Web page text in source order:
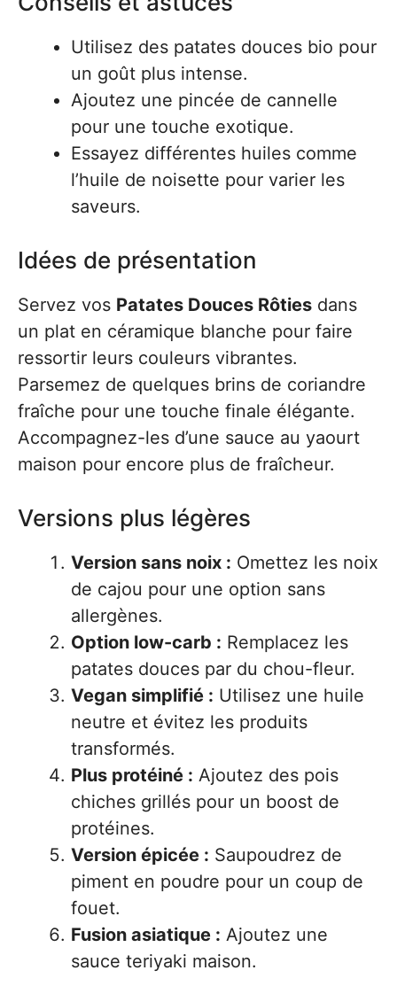
Utilisez des patates douces bio pour
un goût plus intense.
Ajoutez une pincée de cannelle
pour une touche exotique.
Essayez différentes huiles comme
l’huile de noisette pour varier les
saveurs.
Idées de présentation
Servez vos Patates Douces Rôties dans
un plat en céramique blanche pour faire
ressortir leurs couleurs vibrantes.
Parsemez de quelques brins de coriandre
fraîche pour une touche finale élégante.
Accompagnez-les d’une sauce au yaourt
maison pour encore plus de fraîcheur.
Versions plus légères
Version sans noix : Omettez les noix
de cajou pour une option sans
allergènes.
Option low-carb : Remplacez les
patates douces par du chou-fleur.
Vegan simplifié : Utilisez une huile
neutre et évitez les produits
transformés.
Plus protéiné : Ajoutez des pois
chiches grillés pour un boost de
protéines.
Version épicée : Saupoudrez de
piment en poudre pour un coup de
fouet.
Fusion asiatique : Ajoutez une
sauce teriyaki maison.